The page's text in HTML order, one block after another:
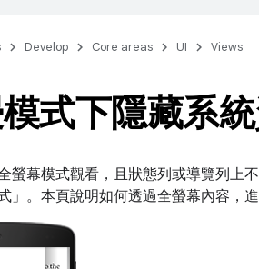
Develop Core areas UI Views
式下隱藏系
螢幕模式觀看，且狀態列或導覽列上
」 。本頁說明如何透過全螢幕內容，進